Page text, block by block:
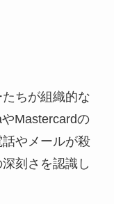
ちが組織的な
Mastercardの
やメールが殺
刻さを認識し